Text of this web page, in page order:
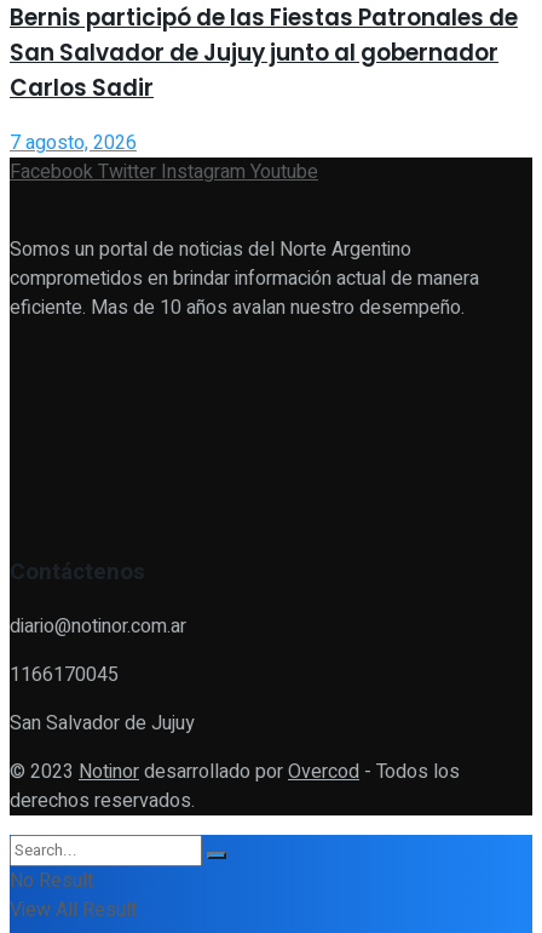
Bernis participó de las Fiestas Patronales de
San Salvador de Jujuy junto al gobernador
Carlos Sadir
7 agosto, 2026
FacebookTwitterInstagramYoutube
Somos un portal de noticias del Norte Argentino
comprometidos en brindar información actual de manera
eficiente. Mas de 10 años avalan nuestro desempeño.
Contáctenos
diario@notinor.com.ar
1166170045
San Salvador de Jujuy
© 2023 Notinordesarrollado porOvercod - Todos los
derechos reservados.
No Result
View All Result